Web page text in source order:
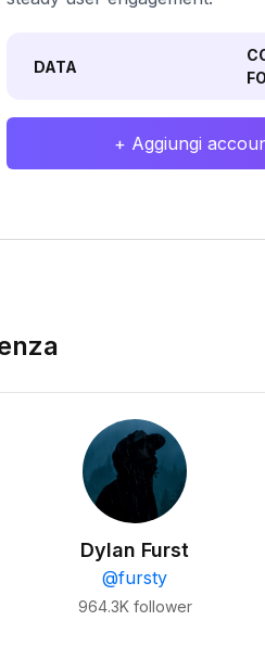
DATA
+ Aggiungi
Dylan Furst
@fursty
964.3K follower